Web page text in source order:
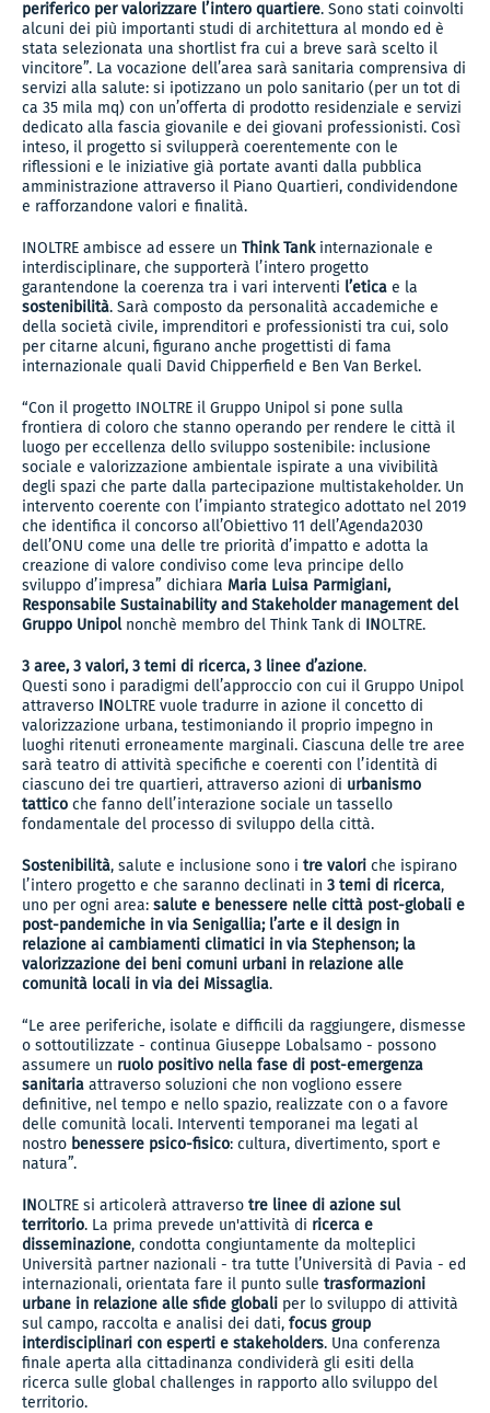
periferico per valorizzare l’intero quartiere. Sono stati coinvolti
alcuni dei più importanti studi di architettura al mondo ed è
stata selezionata una shortlist fra cui a breve sarà scelto il
vincitore”. La vocazione dell’area sarà sanitaria comprensiva di
servizi alla salute: si ipotizzano un polo sanitario (per un tot di
ca 35 mila mq) con un’offerta di prodotto residenziale e servizi
dedicato alla fascia giovanile e dei giovani professionisti. Così
inteso, il progetto si svilupperà coerentemente con le
riflessioni e le iniziative già portate avanti dalla pubblica
amministrazione attraverso il Piano Quartieri, condividendone
e rafforzandone valori e finalità.
INOLTRE ambisce ad essere un Think Tankinternazionale e
interdisciplinare, che supporterà l’intero progetto
garantendone la coerenza tra i vari interventi l’etica e la
sostenibilità. Sarà composto da personalità accademiche e
della società civile, imprenditori e professionisti tra cui, solo
per citarne alcuni, figurano anche progettisti di fama
internazionale quali David Chipperfield e Ben Van Berkel.
“Con il progetto INOLTRE il Gruppo Unipol si pone sulla
frontiera di coloro che stanno operando per rendere le città il
luogo per eccellenza dello sviluppo sostenibile: inclusione
sociale e valorizzazione ambientale ispirate a una vivibilità
degli spazi che parte dalla partecipazione multistakeholder. Un
intervento coerente con l’impianto strategico adottato nel 2019
che identifica il concorso all’Obiettivo 11 dell’Agenda2030
dell’ONU come una delle tre priorità d’impatto e adotta la
creazione di valore condiviso come leva principe dello
sviluppo d’impresa” dichiara Maria Luisa Parmigiani,
Responsabile Sustainability and Stakeholder management del
Gruppo Unipolnonchè membro del Think Tank di INOLTRE.
3 aree, 3 valori, 3 temi di ricerca, 3 linee d’azione.
Questi sono i paradigmi dell’approccio con cui il Gruppo Unipol
attraverso INOLTRE vuole tradurre in azione il concetto di
valorizzazione urbana, testimoniando il proprio impegno in
luoghi ritenuti erroneamente marginali. Ciascuna delle tre aree
sarà teatro di attività specifiche e coerenti con l’identità di
ciascuno dei tre quartieri, attraverso azioni di urbanismo
tattico che fanno dell’interazione sociale un tassello
fondamentale del processo di sviluppo della città.
Sostenibilità, salute e inclusione sono i tre valori che ispirano
l’intero progetto e che saranno declinati in 3 temi di ricerca,
uno per ogni area: salute e benessere nelle città post-globali e
post-pandemiche in via Senigallia; l’arte e il design in
relazione ai cambiamenti climatici in via Stephenson; la
valorizzazione dei beni comuni urbani in relazione alle
comunità locali in via dei Missaglia.
“Le aree periferiche, isolate e difficili da raggiungere, dismesse
o sottoutilizzate - continua Giuseppe Lobalsamo - possono
assumere un ruolo positivo nella fase di post-emergenza
sanitaria attraverso soluzioni che non vogliono essere
definitive, nel tempo e nello spazio, realizzate con o a favore
delle comunità locali. Interventi temporanei ma legati al
nostro benessere psico-fisico: cultura, divertimento, sport e
natura”.
INOLTRE si articolerà attraverso tre linee di azione sul
territorio. La prima prevede un'attività di ricerca e
disseminazione, condotta congiuntamente da molteplici
Università partner nazionali - tra tutte l’Università di Pavia - ed
internazionali, orientata fare il punto sulle trasformazioni
urbane in relazione alle sfide globali per lo sviluppo di attività
sul campo, raccolta e analisi dei dati, focus group
interdisciplinari con esperti e stakeholders. Una conferenza
finale aperta alla cittadinanza condividerà gli esiti della
ricerca sulle global challenges in rapporto allo sviluppo del
territorio.